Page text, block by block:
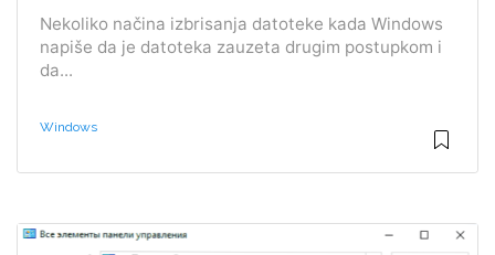
Nekoliko načina izbrisanja datoteke kada Windows
napiše da je datoteka zauzeta drugim postupkom i
da...
Windows